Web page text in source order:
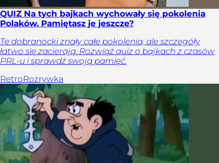
QUIZ Na tych bajkach wychowały się pokolenia
Polaków. Pamiętasz je jeszcze?
Te dobranocki znały całe pokolenia, ale szczegóły
łatwo się zacierają. Rozwiąż quiz o bajkach z czasów
PRL-u i sprawdź swoją pamięć.
RetroRozrywka